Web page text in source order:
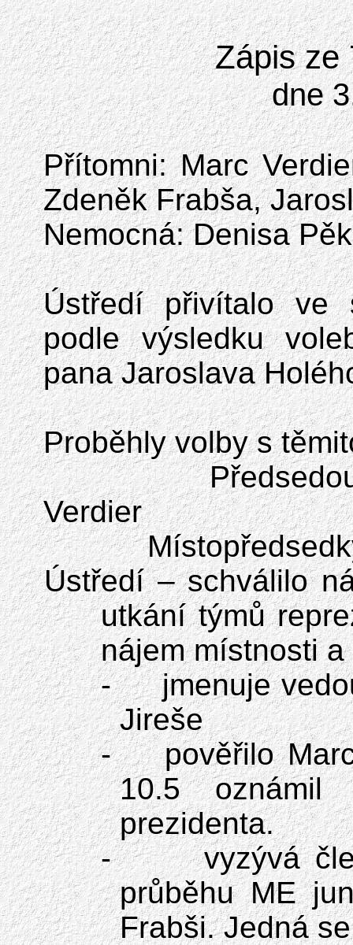
Zápis ze
dne
Přítomni: Marc
Zdeněk Frabša,
Nemocná: Denisa
Ústředí přivítalo ve
podle výsledku
pana Jaroslava
Proběhly volby s
Verdier
Ústředí – schválilo
utkání týmů
nájem místnosti
-
jmenuje
Jireše
- pověřilo Marc
10.5
prezidenta.
-
vyzývá
průběhu ME
Frabši. Jedná